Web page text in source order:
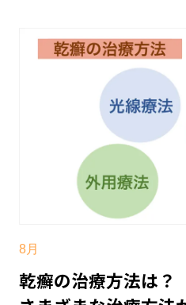
8月
乾癬の治療方法は？